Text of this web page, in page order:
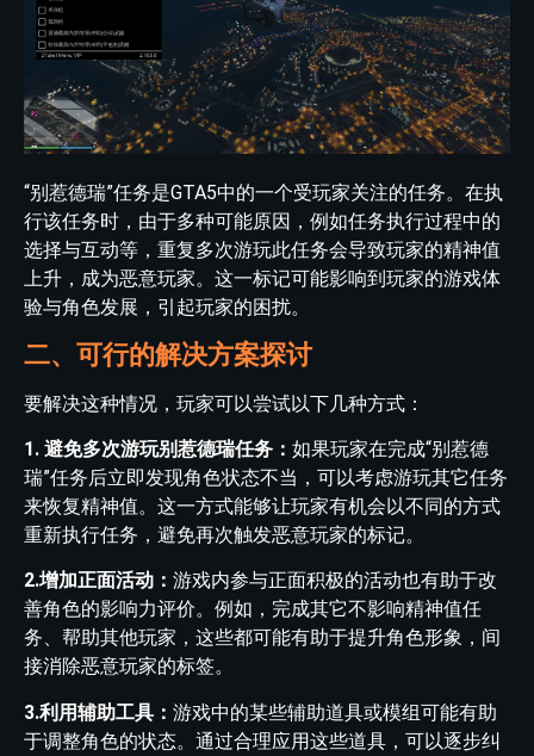
“别惹德瑞”任务是GTA5中的一个受玩家关注的任务。在执
行该任务时，由于多种可能原因，例如任务执行过程中的
选择与互动等，重复多次游玩此任务会导致玩家的精神值
上升，成为恶意玩家。这一标记可能影响到玩家的游戏体
验与角色发展，引起玩家的困扰。
二、可行的解决方案探讨
要解决这种情况，玩家可以尝试以下几种方式：
1. 避免多次游玩别惹德瑞任务： 如果玩家在完成“别惹德
瑞”任务后立即发现角色状态不当，可以考虑游玩其它任务
来恢复精神值。这一方式能够让玩家有机会以不同的方式
重新执行任务，避免再次触发恶意玩家的标记。
2.增加正面活动： 游戏内参与正面积极的活动也有助于改
善角色的影响力评价。例如，完成其它不影响精神值任
务、帮助其他玩家，这些都可能有助于提升角色形象，间
接消除恶意玩家的标签。
3.利用辅助工具： 游戏中的某些辅助道具或模组可能有助
于调整角色的状态。通过合理应用这些道具，可以逐步纠